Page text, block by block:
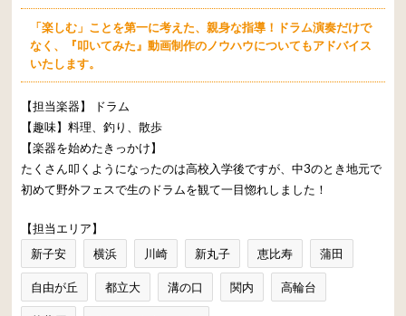
「楽しむ」ことを第一に考えた、親身な指導！ドラム演奏だけで
なく、『叩いてみた』動画制作のノウハウについてもアドバイス
いたします。
【担当楽器】
ドラム
【趣味】料理、釣り、散歩
【楽器を始めたきっかけ】
たくさん叩くようになったのは高校入学後ですが、中3のとき地元で
初めて野外フェスで生のドラムを観て一目惚れしました！
【担当エリア】
新子安
横浜 川崎 新丸子 恵比寿 蒲田
自由が丘 都立大 溝の口 関内 高輪台